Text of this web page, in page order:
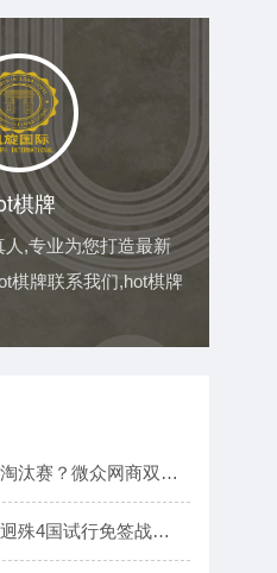
棋牌
人,专业为您打造最新
棋牌联系我们,hot棋牌
民营银行投入淘汰赛？微众网商双雄吃掉70%利润，尾部抱＂国资
中方布告对沙迥殊4国试行免签战略，社交部复兴